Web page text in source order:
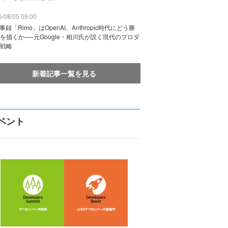
08/05 09:00
録「Rimo」はOpenAI、Anthropic時代にどう勝
描くか──元Google・相川氏が説く現代のプロダ
略
新着記事一覧を見る
ント